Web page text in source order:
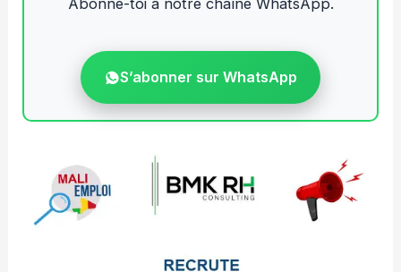
Abonne-toi à notre chaîne WhatsApp.
S’abonner sur WhatsApp